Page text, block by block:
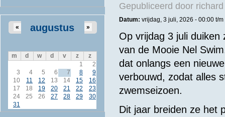
augustus
« »
m d w d v z
z
1
2
3
4 5 6 7 8
9
10
11 12 13 14 15
16
17
18 19 20 21 22
23
24
25 26 27 28 29
30
31
Gepubliceerd door
Datum: vrijdag, 3 juli, 2026 - 00:00t/m
Op vrijdag 3 juli duiken
van de Mooie Nel
dat onlangs een
verbouwd, zodat alles
zwemseizoen.
Dit jaar breiden ze het